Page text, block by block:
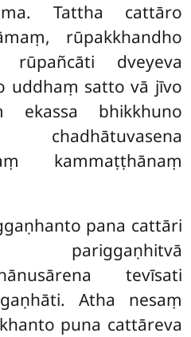
Tattha cattāro
rūpakkhandho
rūpañcāti dveyeva
uddhaṃ satto vā jīvo
bhikkhuno
kammaṭṭhānaṃ
pana cattāri
pariggaṇhitvā
tevīsati
Atha nesaṃ
puna cattāreva